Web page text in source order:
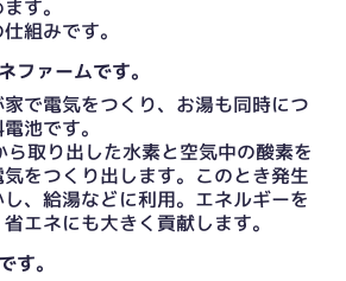
す。
組みです。
ファームです。
で電気をつくり、お湯も同時につ
池です。
取り出した水素と空気中の酸素を
をつくり出します。このとき発生
、給湯などに利用。エネルギーを
エネにも大きく貢献します。
す。